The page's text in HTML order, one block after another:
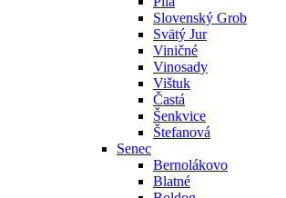
Slovenský Grob
Svätý Jur
Viničné
Vinosady
Vištuk
Častá
Šenkvice
Štefanová
Senec
Bernolákovo
Blatné